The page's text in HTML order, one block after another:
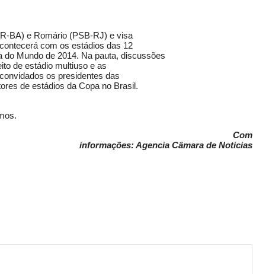
BA) e Romário (PSB-RJ) e visa
com os estádios das 12
Mundo de 2014. Na pauta, discussões
de estádio multiuso e as
os presidentes das
de estádios da Copa no Brasil.
Com
informações: Agencia Câmara de Noticias